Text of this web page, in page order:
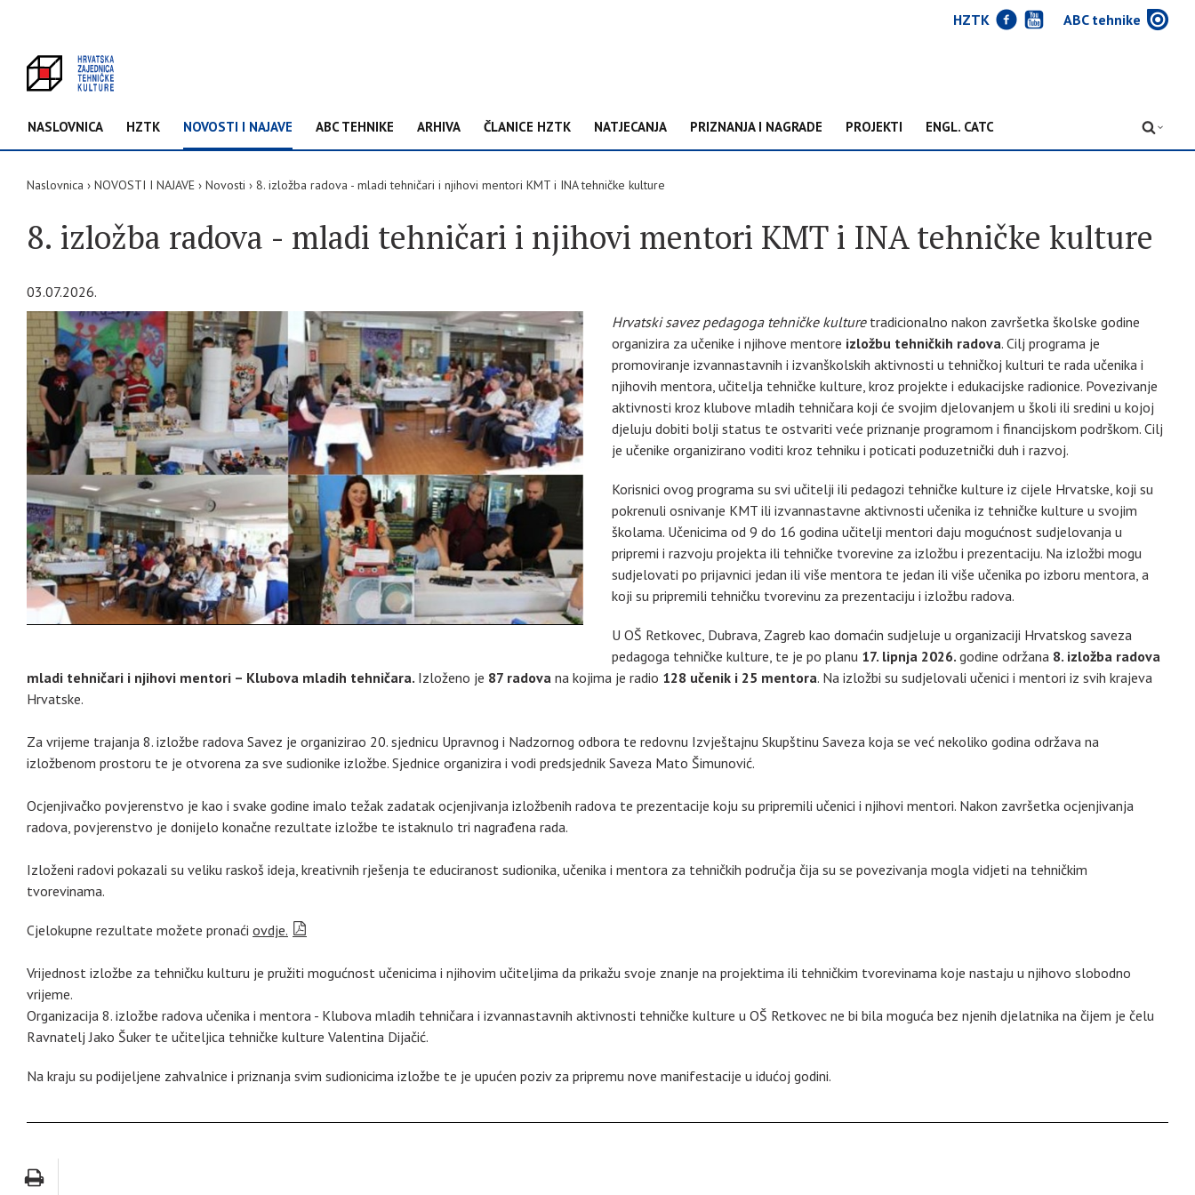
HZTK J Y ABC tehnike w
NASLOVNICA HZTK NOVOSTI I NAJAVE ABC TEHNIKE ARHIVA ČLANICE HZTK NATJECANJA PRIZNANJA I NAGRADE PROJEKTI ENGL. CATC D
Naslovnica NOVOSTI I NAJAVE Novosti 8. izložba radova - mladi tehničari i njihovi mentori KMT i INA tehničke kulture
8. izložba radova - mladi tehničari i njihovi mentori KMT i INA tehničke kulture
03.07.2026.
Hrvatski savez pedagoga tehničke kulture tradicionalno nakon završetka školske godine
organizira za učenike i njihove mentore izložbu tehničkih radova. Cilj programa je
promoviranje izvannastavnih i izvanškolskih aktivnosti u tehničkoj kulturi te rada učenika i
njihovih mentora, učitelja tehničke kulture, kroz projekte i edukacijske radionice. Povezivanje
aktivnosti kroz klubove mladih tehničara koji će svojim djelovanjem u školi ili sredini u kojoj
djeluju dobiti bolji status te ostvariti veće priznanje programom i financijskom podrškom. Cilj
je učenike organizirano voditi kroz tehniku i poticati poduzetnički duh i razvoj.
Korisnici ovog programa su svi učitelji ili pedagozi tehničke kulture iz cijele Hrvatske, koji su
pokrenuli osnivanje KMT ili izvannastavne aktivnosti učenika iz tehničke kulture u svojim
školama. Učenicima od 9 do 16 godina učitelji mentori daju mogućnost sudjelovanja u
pripremi i razvoju projekta ili tehničke tvorevine za izložbu i prezentaciju. Na izložbi mogu
sudjelovati po prijavnici jedan ili više mentora te jedan ili više učenika po izboru mentora, a
koji su pripremili tehničku tvorevinu za prezentaciju i izložbu radova.
U OŠ Retkovec, Dubrava, Zagreb kao domaćin sudjeluje u organizaciji Hrvatskog saveza
pedagoga tehničke kulture, te je po planu 17. lipnja 2026.godine održana 8. izložba radova
mladi tehničari i njihovi mentori – Klubova mladih tehničara. Izloženo je 87 radova na kojima je radio 128 učenik i 25 mentora. Na izložbi su sudjelovali učenici i mentori iz svih krajeva
Hrvatske.
Za vrijeme trajanja 8. izložbe radova Savez je organizirao 20. sjednicu Upravnog i Nadzornog odbora te redovnu Izvještajnu Skupštinu Saveza koja se već nekoliko godina održava na
izložbenom prostoru te je otvorena za sve sudionike izložbe. Sjednice organizira i vodi predsjednik Saveza Mato Šimunović.
Ocjenjivačko povjerenstvo je kao i svake godine imalo težak zadatak ocjenjivanja izložbenih radova te prezentacije koju su pripremili učenici i njihovi mentori. Nakon završetka ocjenjivanja
radova, povjerenstvo je donijelo konačne rezultate izložbe te istaknulo tri nagrađena rada.
Izloženi radovi pokazali su veliku raskoš ideja, kreativnih rješenja te educiranost sudionika, učenika i mentora za tehničkih područja čija su se povezivanja mogla vidjeti na tehničkim
tvorevinama.
Cjelokupne rezultate možete pronaći ovdje.
Vrijednost izložbe za tehničku kulturu je pružiti mogućnost učenicima i njihovim učiteljima da prikažu svoje znanje na projektima ili tehničkim tvorevinama koje nastaju u njihovo slobodno
vrijeme.
Organizacija 8. izložbe radova učenika i mentora - Klubova mladih tehničara i izvannastavnih aktivnosti tehničke kulture u OŠ Retkovec ne bi bila moguća bez njenih djelatnika na čijem je čelu
Ravnatelj Jako Šuker te učiteljica tehničke kulture Valentina Dijačić.
Na kraju su podijeljene zahvalnice i priznanja svim sudionicima izložbe te je upućen poziv za pripremu nove manifestacije u idućoj godini.